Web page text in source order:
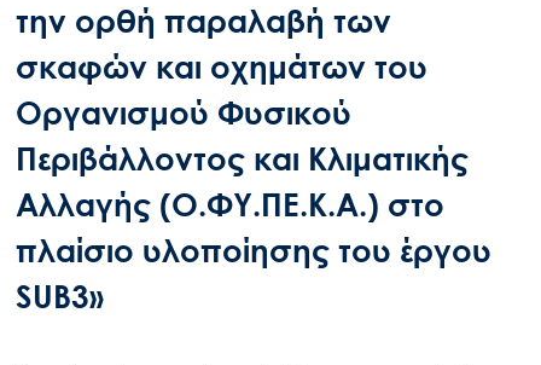
την ορθή παραλαβή των
σκαφών και οχημάτων του
Οργανισμού Φυσικού
Περιβάλλοντος και Κλιματικής
Αλλαγής (Ο.ΦΥ.ΠΕ.Κ.Α.) στο
πλαίσιο υλοποίησης του έργου
SUB3»